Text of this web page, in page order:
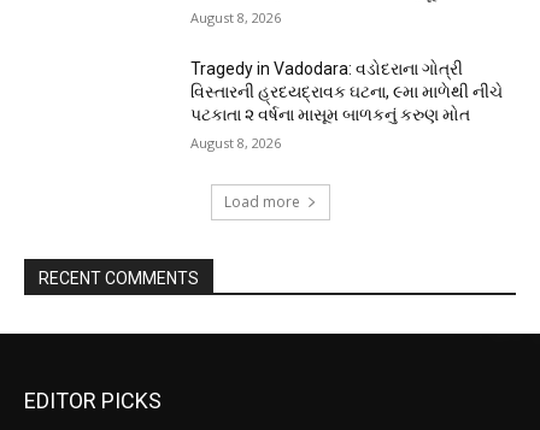
August 8, 2026
Tragedy in Vadodara: વડોદરાના ગોત્રી
વિસ્તારની હ્રદયદ્રાવક ઘટના, ૯મા માળેથી નીચે
પટકાતા ૨ વર્ષના માસૂમ બાળકનું કરુણ મોત
August 8, 2026
Load more
RECENT COMMENTS
EDITOR PICKS